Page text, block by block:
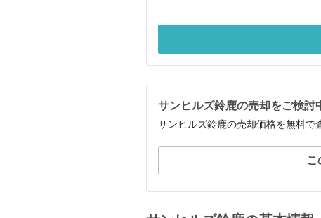
サンヒルズ鈴鹿の売却をご検討
サンヒルズ鈴鹿の売却価格を無料で
こ